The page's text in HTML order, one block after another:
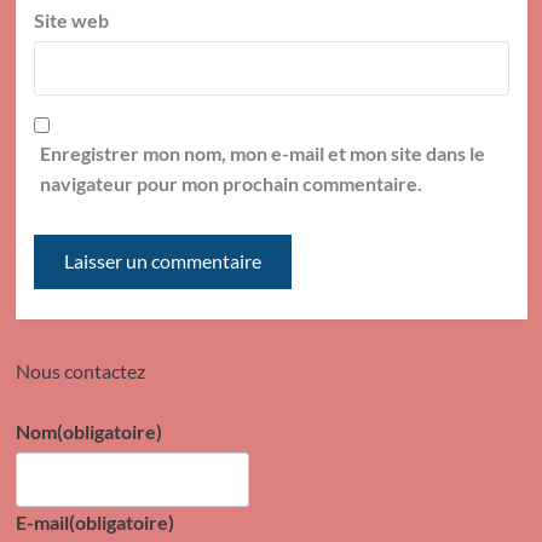
Site web
Enregistrer mon nom, mon e-mail et mon site dans le
navigateur pour mon prochain commentaire.
Nous contactez
Nom(obligatoire)
E-mail(obligatoire)